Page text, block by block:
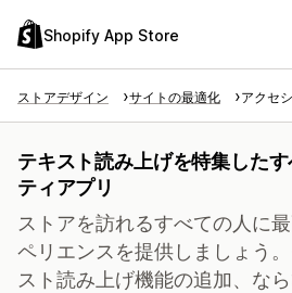
Shopify App Store
ストアデザイン サイトの最適化 アクセ
テキスト読み上げを特集した
ティアプリ
ストアを訪れるすべての人に
ペリエンスを提供しましょう
スト読み上げ機能の追加、な